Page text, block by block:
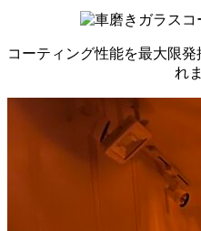
コーティング性能を最大限
れ